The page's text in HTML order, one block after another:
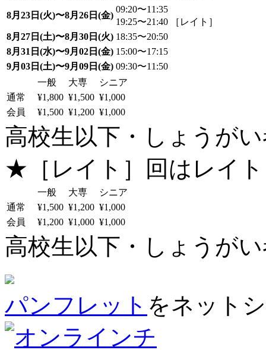
8月23日(火)〜8月26日(金)
09:20〜11:35
19:25〜21:40 ［レイト］
8月27日(土)〜8月30日(火) 18:35〜20:50
8月31日(水)〜9月02日(金) 15:00〜17:15
9月03日(土)〜9月09日(金) 09:30〜11:50
一般
大専
シニア
通常
¥1,800 ¥1,500 ¥1,000
会員
¥1,500 ¥1,200 ¥1,000
高校生以下・しょうがい
★［レイト］回はレイ
一般 大専
シニア
通常
¥1,500 ¥1,200 ¥1,000
会員
¥1,200 ¥1,000 ¥1,000
高校生以下・しょうがい
パンフレット をネット